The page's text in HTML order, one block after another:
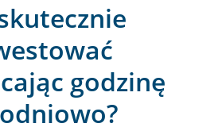
godzinę